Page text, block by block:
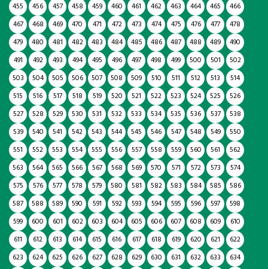
455
456 457 458 459 460 461 462 463 464 465
466
467
468 469 470 471 472 473 474 475 476 477
478
479
480 481 482 483 484 485 486 487 488 489
490
491
492 493 494 495 496 497 498 499 500 501
502
503
504 505 506 507 508 509 510 511 512 513
514
515
516 517 518 519 520 521 522 523 524 525
526
527
528 529 530 531 532 533 534 535 536 537
538
539
540 541 542 543 544 545 546 547 548 549
550
551
552 553 554 555 556 557 558 559 560 561
562
563
564 565 566 567 568 569 570 571 572 573
574
575
576 577 578 579 580 581 582 583 584 585
586
587
588 589 590 591 592 593 594 595 596 597
598
599
600 601 602 603 604 605 606 607 608 609
610
611
612 613 614 615 616 617 618 619 620 621
622
623
624 625 626 627 628 629 630 631 632 633
634